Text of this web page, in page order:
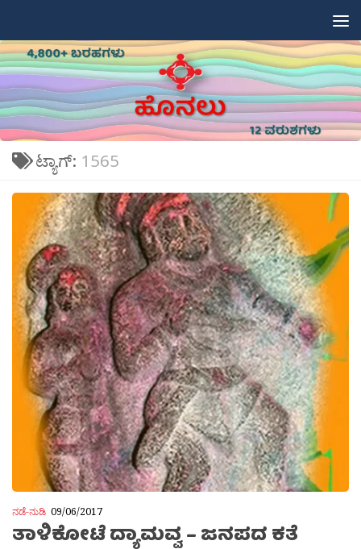
ಟ್ಯಾಗ್: 1565
ನಡೆ-ನುಡಿ 09/06/2017
ತಾಳಿಕೋಟೆ ದ್ಯಾಮವ್ವ – ಜನಪದ ಕತೆ